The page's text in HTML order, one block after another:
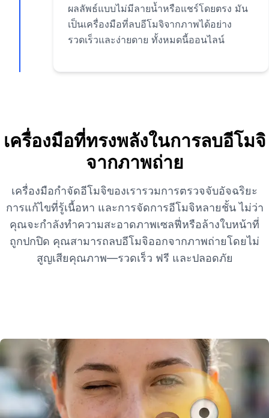
ผลลัพธ์แบบไม่มีลายน้ำหรือแชร์โดยตรง มัน
เป็นเครื่องมือที่ลบอีโมจิจากภาพได้อย่าง
รวดเร็วและง่ายดาย ทั้งหมดนี้ออนไลน์
เครื่องมือที่ทรงพลังในการลบอีโมจิ
จากภาพถ่าย
เครื่องมือกำจัดอีโมจิของเรารวมการตรวจจับอัจฉริยะ
การแก้ไขที่รู้เนื้อหา และการจัดการอีโมจิหลายชั้น ไม่ว่า
คุณจะกำลังทำความสะอาดภาพเซลฟี่หรือล้างใบหน้าที่
ถูกปกปิด คุณสามารถลบอีโมจิออกจากภาพถ่ายโดยไม่
สูญเสียคุณภาพ—รวดเร็ว ฟรี และปลอดภัย